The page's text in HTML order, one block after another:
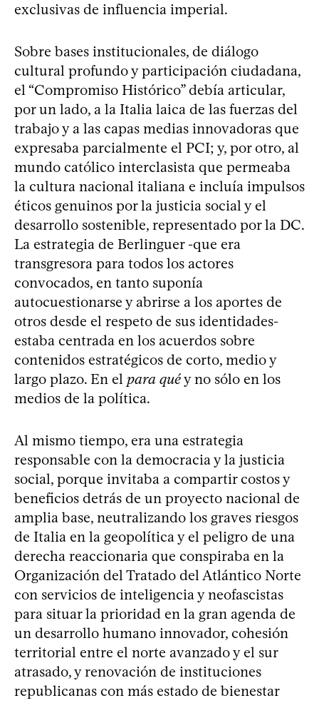
exclusivas de influencia imperial.
Sobre bases institucionales, de diálogo
cultural profundo y participación ciudadana,
el “Compromiso Histórico” debía articular,
por un lado, a la Italia laica de las fuerzas del
trabajo y a las capas medias innovadoras que
expresaba parcialmente el PCI; y, por otro, al
mundo católico interclasista que permeaba
la cultura nacional italiana e incluía impulsos
éticos genuinos por la justicia social y el
desarrollo sostenible, representado por la DC.
La estrategia de Berlinguer -que era
transgresora para todos los actores
convocados, en tanto suponía
autocuestionarse y abrirse a los aportes de
otros desde el respeto de sus identidades-
estaba centrada en los acuerdos sobre
contenidos estratégicos de corto, medio y
largo plazo. En el para quéy no sólo en los
medios de la política.
Al mismo tiempo, era una estrategia
responsable con la democracia y la justicia
social, porque invitaba a compartir costos y
beneficios detrás de un proyecto nacional de
amplia base, neutralizando los graves riesgos
de Italia en la geopolítica y el peligro de una
derecha reaccionaria que conspiraba en la
Organización del Tratado del Atlántico Norte
con servicios de inteligencia y neofascistas
para situar la prioridad en la gran agenda de
un desarrollo humano innovador, cohesión
territorial entre el norte avanzado y el sur
atrasado, y renovación de instituciones
republicanas con más estado de bienestar